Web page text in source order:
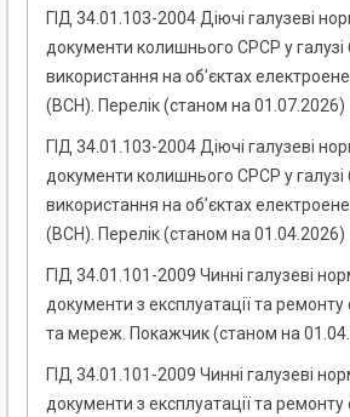
ГІД 34.01.103-2004 Діючі галузеві
документи колишнього СРСР у галузі
використання на об’єктах
(ВСН). Перелік (станом на 01.07.2026)
ГІД 34.01.103-2004 Діючі галузеві
документи колишнього СРСР у галузі
використання на об’єктах
(ВСН). Перелік (станом на 01.04.2026)
ГІД 34.01.101-2009 Чинні галузеві
документи з експлуатації та ремонту
та мереж. Покажчик (станом на
ГІД 34.01.101-2009 Чинні галузеві
документи з експлуатації та ремонту